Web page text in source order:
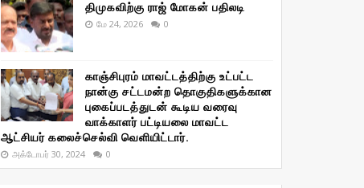
திமுகவிற்கு ராஜ் மோகன் பதிலடி
மே 24, 2026 0
காஞ்சிபுரம் மாவட்டத்திற்கு உட்பட்ட
நான்கு சட்டமன்ற தொகுதிகளுக்கான
புகைப்படத்துடன் கூடிய வரைவு
வாக்காளர் பட்டியலை மாவட்ட
ஆட்சியர் கலைச்செல்வி வெளியிட்டார்.
அக்டோபர் 30, 2024 0